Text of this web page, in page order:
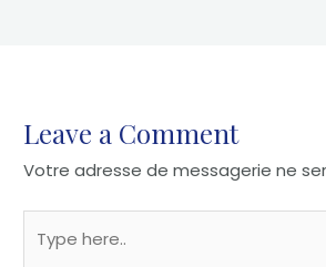
Leave a Comment
Votre adresse de messagerie ne
here..